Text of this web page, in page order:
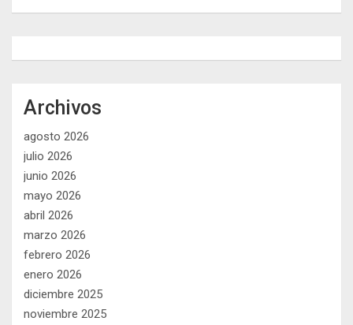
Archivos
agosto 2026
julio 2026
junio 2026
mayo 2026
abril 2026
marzo 2026
febrero 2026
enero 2026
diciembre 2025
noviembre 2025